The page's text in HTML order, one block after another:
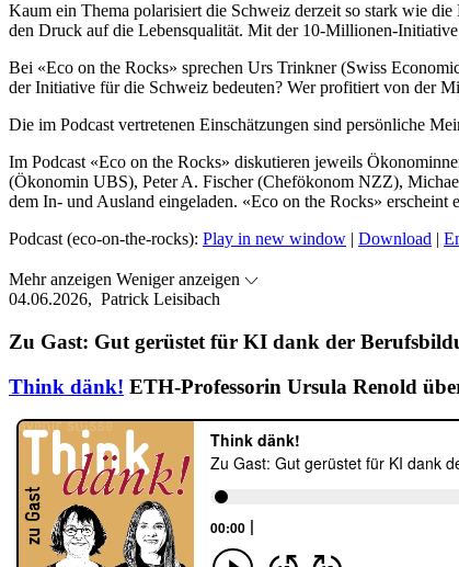
Kaum ein Thema polarisiert die Schweiz derzeit so stark wie
den Druck auf die Lebensqualität. Mit der 10-Millionen-
Bei «Eco on the Rocks» sprechen Urs Trinkner (Swiss
der Initiative für die Schweiz bedeuten? Wer profitiert von der
Die im Podcast vertretenen Einschätzungen sind persönliche
Im Podcast «Eco on the Rocks» diskutieren jeweils
(Ökonomin UBS), Peter A. Fischer (Chefökonom NZZ),
dem In- und Ausland eingeladen. «Eco on the Rocks»
Podcast (eco-on-the-rocks): Play in new window | Download |
Mehr anzeigen Weniger anzeigen
04.06.2026, Patrick Leisibach
Zu Gast: Gut gerüstet für KI dank der
Think dänk! ETH-Professorin Ursula Renold